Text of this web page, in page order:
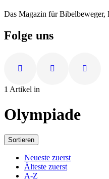
Das Magazin für Bibelbeweger,
Folge uns
1 Artikel in
Olympiade
Sortieren
Neueste zuerst
Älteste zuerst
A-Z